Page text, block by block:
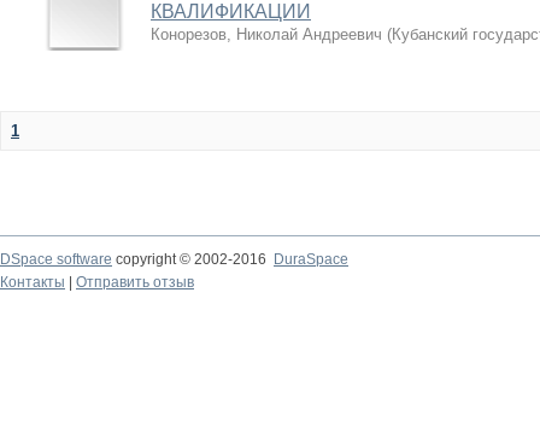
КВАЛИФИКАЦИИ
Конорезов, Николай Андреевич (Кубанский
1
DSpace software copyright © 2002-2016
DuraSpace
Контакты
Отправить отзыв